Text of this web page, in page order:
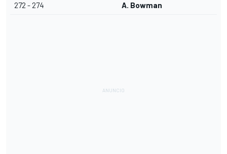
272 - 274 A. Bowman